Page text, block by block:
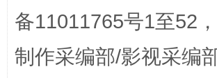
备11011765号1至52
制作采编部/影视采编